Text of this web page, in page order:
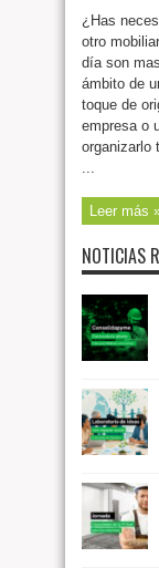
¿Has
otro
día son
ámbito de
toque de
empresa o
organizarlo
...
Leer más
NOTICIAS